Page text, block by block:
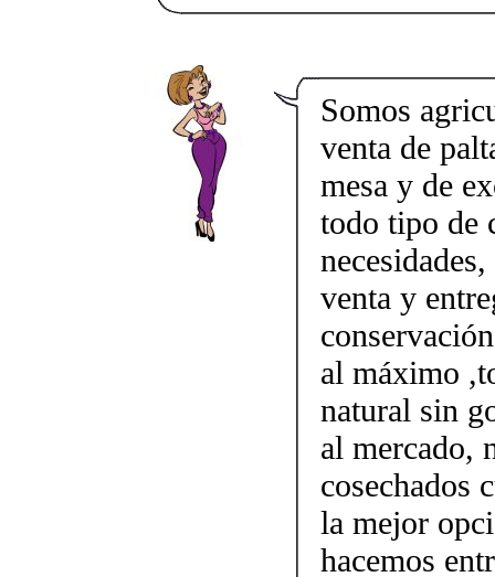
Somos
venta de
mesa y de
todo tipo de
venta y
al máximo
natural sin
al mercado,
cosechados
la mejor
hacemos